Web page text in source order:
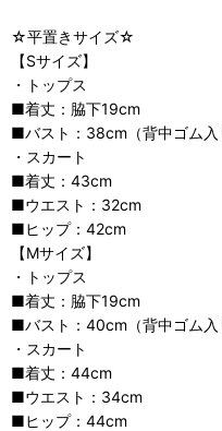
☆平置きサイズ☆
【Sサイズ】
・トップス
■着丈：脇下19cm
■バスト：38cm（背中ゴム入
・スカート
■着丈：43cm
■ウエスト：32cm
■ヒップ：42cm
【Mサイズ】
・トップス
■着丈：脇下19cm
■バスト：40cm（背中ゴム入
・スカート
■着丈：44cm
■ウエスト：34cm
■ヒップ：44cm